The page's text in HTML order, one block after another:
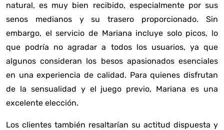
natural, es muy bien recibido, especialmente por sus
senos medianos y su trasero proporcionado. Sin
embargo, el servicio de Mariana incluye solo picos, lo
que podría no agradar a todos los usuarios, ya que
algunos consideran los besos apasionados esenciales
en una experiencia de calidad. Para quienes disfrutan
de la sensualidad y el juego previo, Mariana es una
excelente elección.
Los clientes también resaltarían su actitud dispuesta y